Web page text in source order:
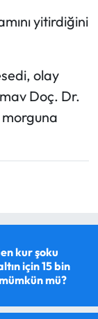
yitirdiğini
olay
Doç. Dr.
kur şoku
için 15 bin
mü?